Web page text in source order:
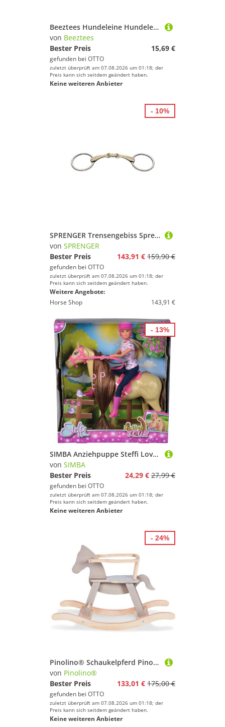
Beeztees Hundeleine Hundeleine Leder genietet braun
von Beeztees
Bester Preis
15,69 €
gefunden bei OTTO
zuletzt überprüft am 07.08.2026 um 01:18; der
Preis kann sich seitdem geändert haben.
Keine weiteren Anbieter
SPRENGER Trensengebiss Sprenger Dynamic RS Wassertrense doppelt gebrochen 16mm
von SPRENGER
Bester Preis
143,91 € 159,90 €
gefunden bei OTTO
zuletzt überprüft am 07.08.2026 um 01:18; der
Preis kann sich seitdem geändert haben.
Weitere Angebote:
Horse Shop
143,91 €
- 10%
SIMBA Anziehpuppe Steffi Love, Reitausflug
von SIMBA
Bester Preis
24,29 € 27,99 €
gefunden bei OTTO
zuletzt überprüft am 07.08.2026 um 01:18; der
Preis kann sich seitdem geändert haben.
Keine weiteren Anbieter
- 13%
Pinolino® Schaukelpferd Pinolino, grau/natur, aus Holz, Made in Europe
von Pinolino®
Bester Preis
133,01 € 175,00 €
gefunden bei OTTO
zuletzt überprüft am 07.08.2026 um 01:18; der
Preis kann sich seitdem geändert haben.
Keine weiteren Anbieter
- 24%